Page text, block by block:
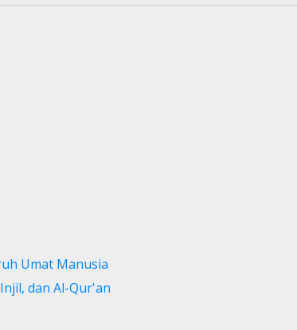
Umat Manusia
dan Al-Qur'an